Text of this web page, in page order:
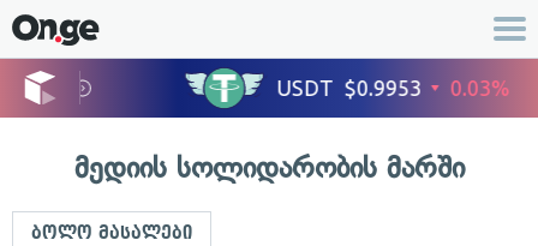
მედიის სოლიდარობის მარში
ბოლო მასალები